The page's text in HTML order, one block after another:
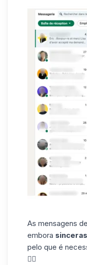
As mensagens
embora sinceras
pelo que é
✍🏼